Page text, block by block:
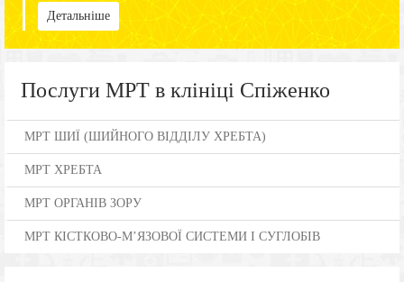
Детальніше
Послуги МРТ в клініці Спіженко
МРТ ШИЇ (ШИЙНОГО ВІДДІЛУ ХРЕБТА)
МРТ ХРЕБТА
МРТ ОРГАНІВ ЗОРУ
МРТ КІСТКОВО-М’ЯЗОВОЇ СИСТЕМИ І СУГЛОБІВ